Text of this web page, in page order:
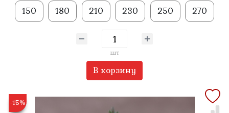
150 180 210 230 250 270
шт
В корзину
-15%